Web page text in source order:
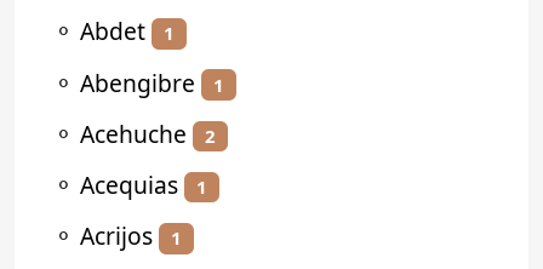
⚬ Abdet 1
⚬ Abengibre 1
⚬ Acehuche 2
⚬ Acequias 1
⚬ Acrijos 1